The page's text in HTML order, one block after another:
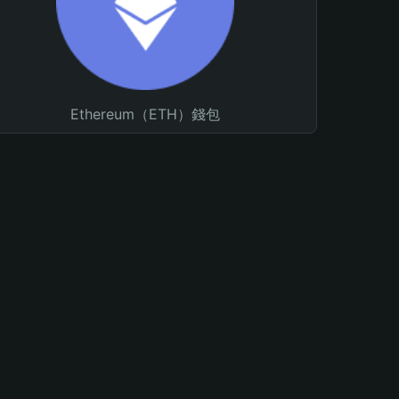
Ethereum（ETH）錢包